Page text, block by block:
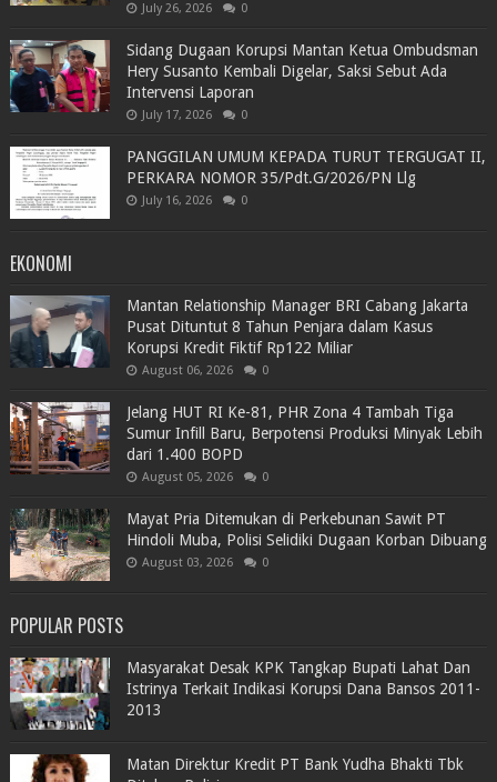
July 26, 2026 0
Sidang Dugaan Korupsi Mantan Ketua Ombudsman
Hery Susanto Kembali Digelar, Saksi Sebut Ada
Intervensi Laporan
July 17, 2026 0
PANGGILAN UMUM KEPADA TURUT TERGUGAT II,
PERKARA NOMOR 35/Pdt.G/2026/PN Llg
July 16, 2026 0
EKONOMI
Mantan Relationship Manager BRI Cabang Jakarta
Pusat Dituntut 8 Tahun Penjara dalam Kasus
Korupsi Kredit Fiktif Rp122 Miliar
August 06, 2026 0
Jelang HUT RI Ke-81, PHR Zona 4 Tambah Tiga
Sumur Infill Baru, Berpotensi Produksi Minyak Lebih
dari 1.400 BOPD
August 05, 2026 0
Mayat Pria Ditemukan di Perkebunan Sawit PT
Hindoli Muba, Polisi Selidiki Dugaan Korban Dibuang
August 03, 2026 0
POPULAR POSTS
Masyarakat Desak KPK Tangkap Bupati Lahat Dan
Istrinya Terkait Indikasi Korupsi Dana Bansos 2011-
2013
Matan Direktur Kredit PT Bank Yudha Bhakti Tbk